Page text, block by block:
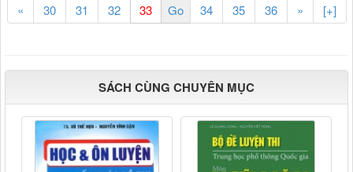
« 30 31 32 34 35 36 » [+]
SÁCH CÙNG CHUYÊN MỤC